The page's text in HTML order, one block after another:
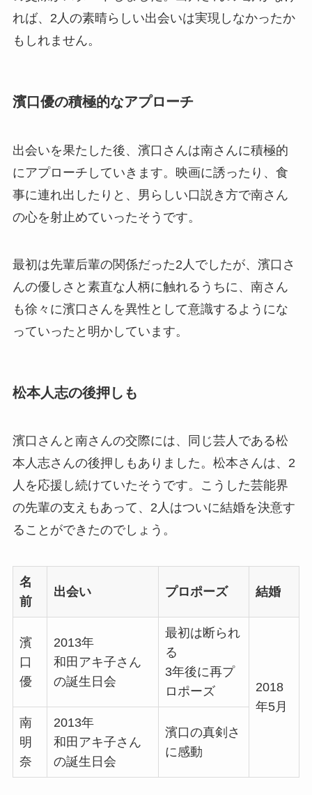
れば、2人の素晴らしい出会いは実現しなかったか
もしれません。
濱口優の積極的なアプローチ
出会いを果たした後、濱口さんは南さんに積極的
にアプローチしていきます。映画に誘ったり、食
事に連れ出したりと、男らしい口説き方で南さん
の心を射止めていったそうです。
最初は先輩后輩の関係だった2人でしたが、濱口さ
んの優しさと素直な人柄に触れるうちに、南さん
も徐々に濱口さんを異性として意識するようにな
っていったと明かしています。
松本人志の後押しも
濱口さんと南さんの交際には、同じ芸人である松
本人志さんの後押しもありました。松本さんは、2
人を応援し続けていたそうです。こうした芸能界
の先輩の支えもあって、2人はついに結婚を決意す
ることができたのでしょう。
名
前
出会い プロポーズ 結婚
濱
口
優
2013年
和田アキ子さん
の誕生日会
最初は断られ
る
3年後に再プ
ロポーズ
2018
年5月
南
明
奈
2013年
和田アキ子さん
の誕生日会
濱口の真剣さ
に感動